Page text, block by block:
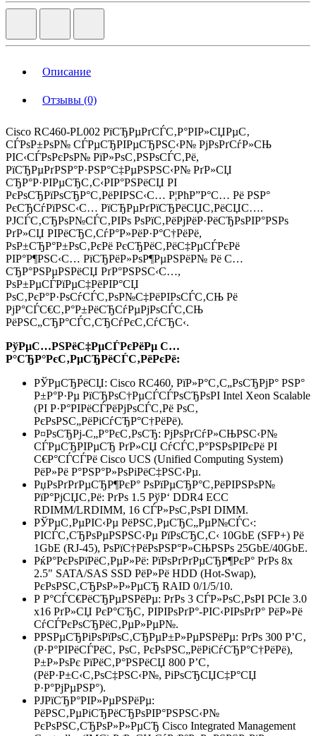
Описание
Отзывы (0)
Cisco RC460-PL002 РїСЂРµРґСЃС‚Р°РІР»СЏРµС‚
СЃРѕР±РѕР№ СЃРµСЂРІРµСЂРЅС‹Р№ РјРѕРґСѓР»СЊ
РІС‹СЃРѕРєРѕР№ РїР»РѕС‚РЅРѕСЃС‚Рё,
РїСЂРµРґРЅР°Р·РЅР°С‡РµРЅРЅС‹Р№ РґР»СЏ
СЂР°Р·РІРµСЂС‚С‹РІР°РЅРёСЏ РІ
РєРѕСЂРїРѕСЂР°С‚РёРІРЅС‹С… Р¦РћР”Р°С… Рё РЅР°
РєСЂСѓРїРЅС‹С… РїСЂРµРґРїСЂРёСЏС‚РёСЏС….
РЈСЃС‚СЂРѕР№СЃС‚РІРѕ РѕРїС‚РёРјРёР·РёСЂРѕРІР°РЅРѕ
РґР»СЏ РІРёСЂС‚СѓР°Р»РёР·Р°С†РёРё,
РѕР±СЂР°Р±РѕС‚РєРё РєСЂРёС‚РёС‡РµСЃРєРё
РІР°Р¶РЅС‹С… РїСЂРёР»РѕР¶РµРЅРёР№ Рё С…
СЂР°РЅРµРЅРёСЏ РґР°РЅРЅС‹С…,
РѕР±РµСЃРїРµС‡РёРІР°СЏ
РѕС‚РєР°Р·РѕСѓСЃС‚РѕР№С‡РёРІРѕСЃС‚СЊ Рё
РјР°СЃС€С‚Р°Р±РёСЂСѓРµРјРѕСЃС‚СЊ
РёРЅС„СЂР°СЃС‚СЂСѓРєС‚СѓСЂС‹.
РўРµС…РЅРёС‡РµСЃРєРёРµ С…
Р°СЂР°РєС‚РµСЂРёСЃС‚РёРєРё:
РЎРµСЂРёСЏ: Cisco RC460, РїР»Р°С‚С„РѕСЂРјР° РЅР°
Р±Р°Р·Рµ РїСЂРѕС†РµСЃСЃРѕСЂРѕРІ Intel Xeon Scalable
(РІ Р·Р°РІРёСЃРёРјРѕСЃС‚Рё РѕС‚
РєРѕРЅС„РёРіСѓСЂР°С†РёРё).
Р¤РѕСЂРј-С„Р°РєС‚РѕСЂ: РјРѕРґСѓР»СЊРЅС‹Р№
СЃРµСЂРІРµСЂ РґР»СЏ СѓСЃС‚Р°РЅРѕРІРєРё РІ
С€Р°СЃСЃРё Cisco UCS (Unified Computing System)
РёР»Рё Р°РЅР°Р»РѕРіРёС‡РЅС‹Рµ.
РџРѕРґРґРµСЂР¶РєР° РѕРїРµСЂР°С‚РёРІРЅРѕР№
РїР°РјСЏС‚Рё: РґРѕ 1.5 РўР‘ DDR4 ECC
RDIMM/LRDIMM, 16 СЃР»РѕС‚РѕРІ DIMM.
РЎРµС‚РµРІС‹Рµ РёРЅС‚РµСЂС„РµР№СЃС‹:
РІСЃС‚СЂРѕРµРЅРЅС‹Рµ РїРѕСЂС‚С‹ 10GbE (SFP+) Рё
1GbE (RJ-45), РѕРїС†РёРѕРЅР°Р»СЊРЅРѕ 25GbE/40GbE.
РќР°РєРѕРїРёС‚РµР»Рё: РїРѕРґРґРµСЂР¶РєР° РґРѕ 8x
2.5" SATA/SAS SSD РёР»Рё HDD (Hot-Swap),
РєРѕРЅС‚СЂРѕР»Р»РµСЂ RAID 0/1/5/10.
Р Р°СЃС€РёСЂРµРЅРёРµ: РґРѕ 3 СЃР»РѕС‚РѕРІ PCIe 3.0
x16 РґР»СЏ РєР°СЂС‚ РІРІРѕРґР°-РІС‹РІРѕРґР° РёР»Рё
СѓСЃРєРѕСЂРёС‚РµР»РµР№.
Р­РЅРµСЂРіРѕРїРѕС‚СЂРµР±Р»РµРЅРёРµ: РґРѕ 300 Р’С‚
(Р·Р°РІРёСЃРёС‚ РѕС‚ РєРѕРЅС„РёРіСѓСЂР°С†РёРё),
Р±Р»РѕРє РїРёС‚Р°РЅРёСЏ 800 Р’С‚
(РёР·Р±С‹С‚РѕС‡РЅС‹Р№, РіРѕСЂСЏС‡Р°СЏ
Р·Р°РјРµРЅР°).
РЈРїСЂР°РІР»РµРЅРёРµ:
РёРЅС‚РµРіСЂРёСЂРѕРІР°РЅРЅС‹Р№
РєРѕРЅС‚СЂРѕР»Р»РµСЂ Cisco Integrated Management